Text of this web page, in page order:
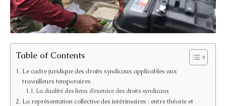
Table of Contents
Le cadre juridique des droits syndicaux applicables aux
travailleurs temporaires
La dualité des lieux d’exercice des droits syndicaux
La représentation collective des intérimaires : entre théorie et